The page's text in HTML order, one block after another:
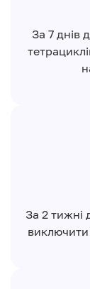
За 7 днів
За 2 тижні
виключити